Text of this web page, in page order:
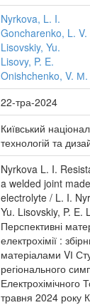
Nyrkova, L. I.
Goncharenko, L. V.
Lisovskiy, Yu.
Lisovy, P. E.
Onishchenko, V. М.
22-тра-2024
Київський
технологій та
Nyrkova L. I.
a welded joint
electrolyte / L. I.
Yu. Lisovskiy, P.
Перспективні
електрохімії :
матеріалами VІ
регіонального
Електрохімічного
травня 2024